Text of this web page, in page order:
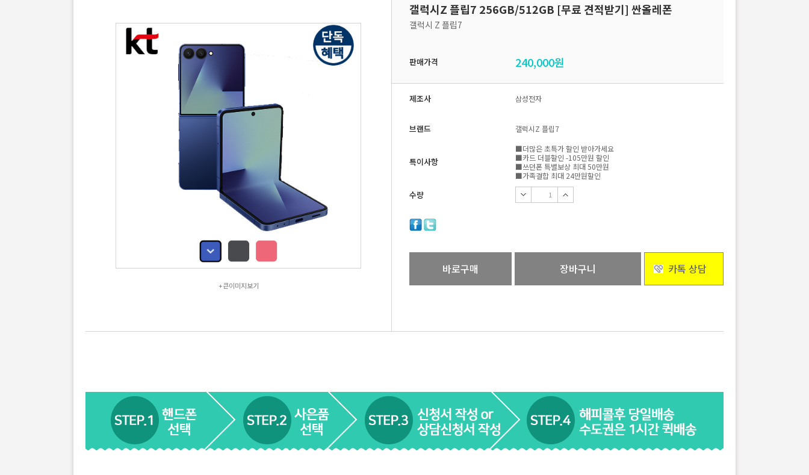
+큰이미지보기
갤럭시Z 플립7 256GB/512GB [무료 견적받기] 싼올레폰
갤럭시 Z 플립7
판매가격 240,000원
제조사 삼성전자
브랜드 갤럭시Z 플립7
특이사항
■더많은 초특가 할인 받아가세요
■카드 더블할인 -105만원 할인
■쓰던폰 특별보상 최대 50만원
■가족결합 최대 24만원할인
수량
바로구매 장바구니 카톡 상담